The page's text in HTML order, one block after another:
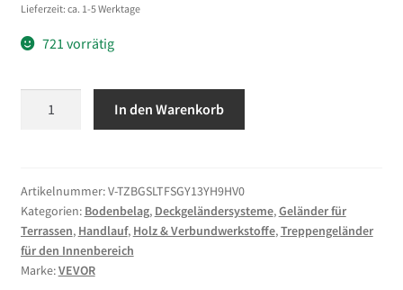
Lieferzeit: ca. 1-5 Werktage
721 vorrätig
Handlauf
396cm
Industrieller
Geländer
Schutzbügel
In den Warenkorb
Artikelnummer:V-TZBGSLTFSGY13YH9HV0
Kategorien: Bodenbelag, Deckgeländersysteme,Geländer für
Terrassen, Handlauf, Holz & Verbundwerkstoffe,Treppengeländer
für den Innenbereich
Marke:VEVOR